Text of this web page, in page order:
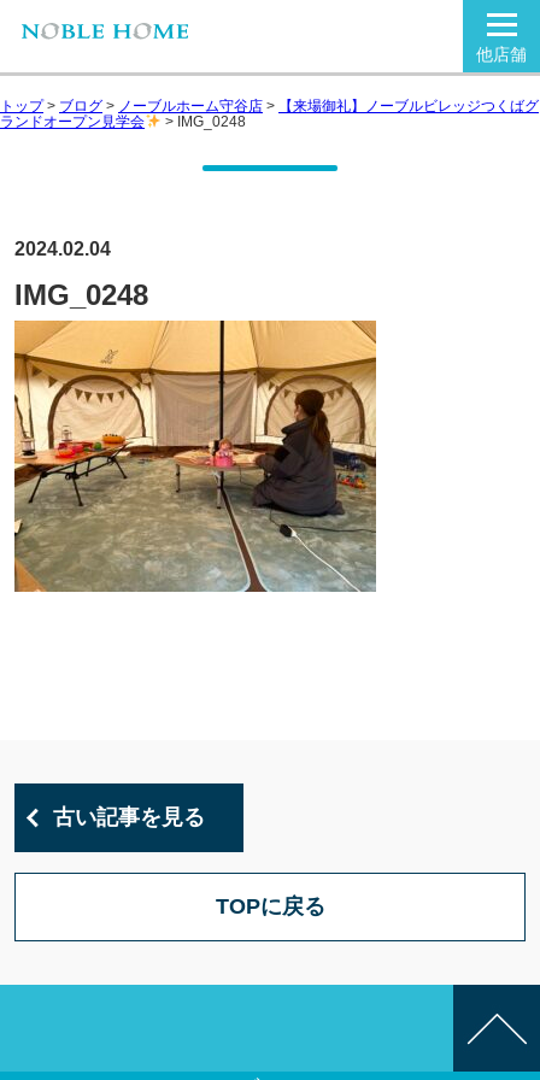
他店舗
トップ> ブログ > ノーブルホーム守谷店 >
【来場御礼】ノーブルビレッジつくばグ
ランドオープン見学会
> IMG_0248
2024.02.04
IMG_0248
古い記事を見る
TOPに戻る